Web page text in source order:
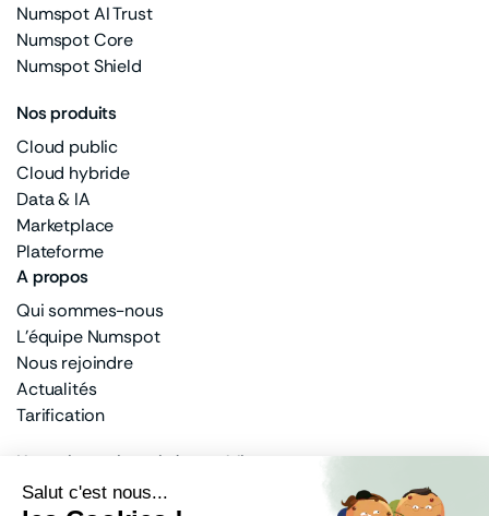
A propos
Qui sommes-nous
L'équipe Numspot
Nous rejoindre
Actualités
Tarification
Un actionnariat privé et public
100% français
Numspot AI Trust
Numspot Core
Numspot Shield
Nos produits
Cloud public
Cloud hybride
Data & IA
Marketplace
Plateforme